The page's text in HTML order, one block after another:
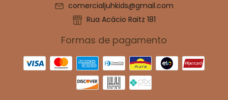
comercialjuhkids@gmail.com
Rua Acácio Raitz 181
Formas de pagamento